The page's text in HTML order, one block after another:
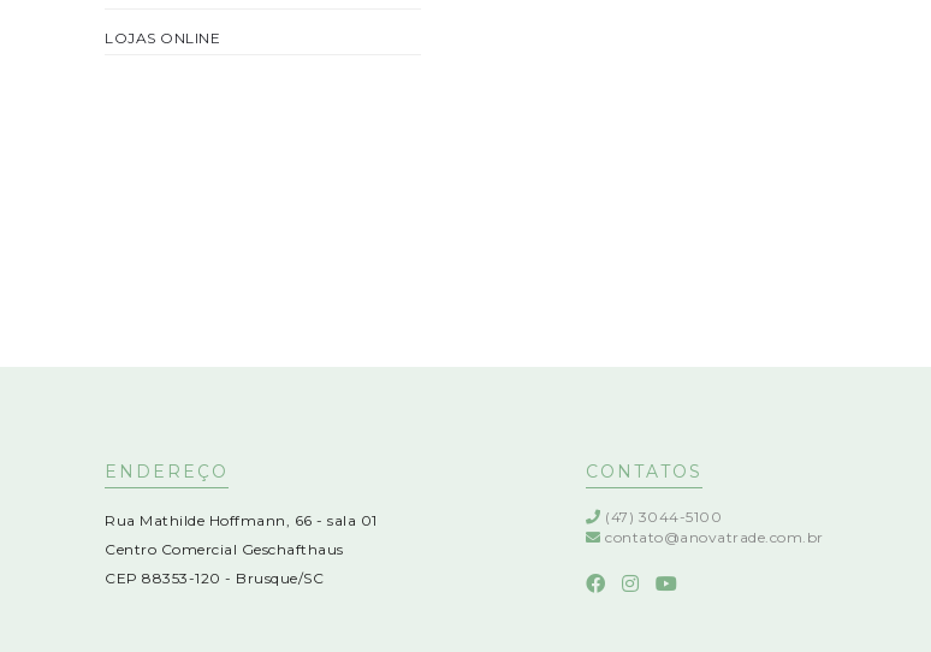
LOJAS ONLINE
ENDEREÇO
Rua Mathilde Hoffmann, 66 - sala 01
Centro Comercial Geschafthaus
CEP 88353-120 - Brusque/SC
CONTATOS
(47) 3044-5100
contato@anovatrade.com.br